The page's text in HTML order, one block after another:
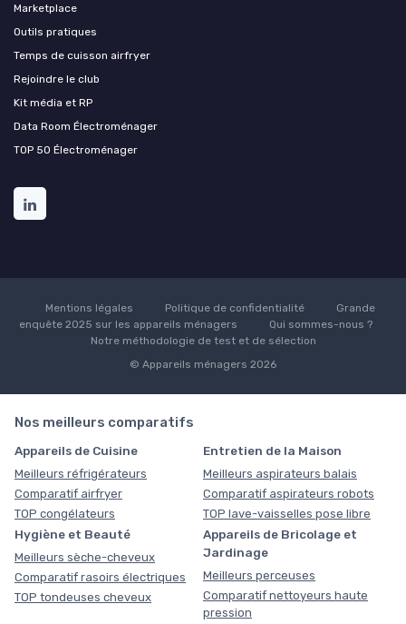
Marketplace
Outils pratiques
Temps de cuisson airfryer
Rejoindre le club
Kit média et RP
Data Room Électroménager
TOP 50 Électroménager
Mentions légales Politique de confidentialité
Grande
enquête 2025 sur les appareils ménagers
Qui sommes-nous ?
Notre méthodologie de test et de sélection
© Appareils ménagers 2026
Nos meilleurs comparatifs
Appareils de Cuisine
Meilleurs réfrigérateurs
Comparatif airfryer
TOP congélateurs
Entretien de la Maison
Meilleurs aspirateurs balais
Comparatif aspirateurs robots
TOP lave-vaisselles pose libre
Hygiène et Beauté
Meilleurs sèche-cheveux
Comparatif rasoirs électriques
TOP tondeuses cheveux
Appareils de Bricolage et
Jardinage
Meilleurs perceuses
Comparatif nettoyeurs haute
pression